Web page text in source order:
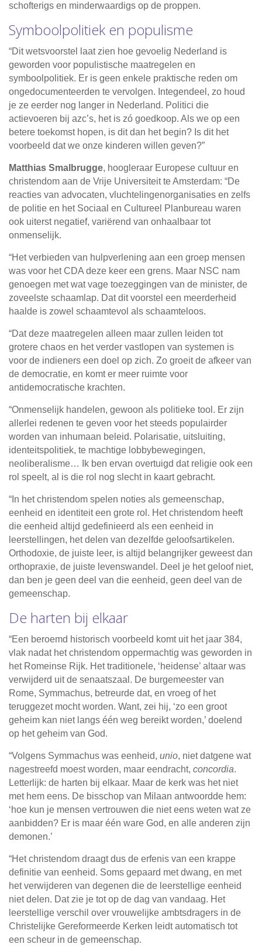
schofterigs en minderwaardigs op de proppen.
Symboolpolitiek en populisme
“Dit wetsvoorstel laat zien hoe gevoelig Nederland is
geworden voor populistische maatregelen en
symboolpolitiek. Er is geen enkele praktische reden om
ongedocumenteerden te vervolgen. Integendeel, zo houd
je ze eerder nog langer in Nederland. Politici die
actievoeren bij azc’s, het is zó goedkoop. Als we op een
betere toekomst hopen, is dit dan het begin? Is dit het
voorbeeld dat we onze kinderen willen geven?”
Matthias Smalbrugge, hoogleraar Europese cultuur en
christendom aan de Vrije Universiteit te Amsterdam: “De
reacties van advocaten, vluchtelingenorganisaties en zelfs
de politie en het Sociaal en Cultureel Planbureau waren
ook uiterst negatief, variërend van onhaalbaar tot
onmenselijk.
“Het verbieden van hulpverlening aan een groep mensen
was voor het CDA deze keer een grens. Maar NSC nam
genoegen met wat vage toezeggingen van de minister, de
zoveelste schaamlap. Dat dit voorstel een meerderheid
haalde is zowel schaamtevol als schaamteloos.
“Dat deze maatregelen alleen maar zullen leiden tot
grotere chaos en het verder vastlopen van systemen is
voor de indieners een doel op zich. Zo groeit de afkeer van
de democratie, en komt er meer ruimte voor
antidemocratische krachten.
“Onmenselijk handelen, gewoon als politieke tool. Er zijn
allerlei redenen te geven voor het steeds populairder
worden van inhumaan beleid. Polarisatie, uitsluiting,
identeitspolitiek, te machtige lobbybewegingen,
neoliberalisme… Ik ben ervan overtuigd dat religie ook een
rol speelt, al is die rol nog slecht in kaart gebracht.
“In het christendom spelen noties als gemeenschap,
eenheid en identiteit een grote rol. Het christendom heeft
die eenheid altijd gedefinieerd als een eenheid in
leerstellingen, het delen van dezelfde geloofsartikelen.
Orthodoxie, de juiste leer, is altijd belangrijker geweest dan
orthopraxie, de juiste levenswandel. Deel je het geloof niet,
dan ben je geen deel van die eenheid, geen deel van de
gemeenschap.
De harten bij elkaar
“Een beroemd historisch voorbeeld komt uit het jaar 384,
vlak nadat het christendom oppermachtig was geworden in
het Romeinse Rijk. Het traditionele, ‘heidense’ altaar was
verwijderd uit de senaatszaal. De burgemeester van
Rome, Symmachus, betreurde dat, en vroeg of het
teruggezet mocht worden. Want, zei hij, ‘zo een groot
geheim kan niet langs één weg bereikt worden,’ doelend
op het geheim van God.
“Volgens Symmachus was eenheid, unio, niet datgene wat
nagestreefd moest worden, maar eendracht, concordia.
Letterlijk: de harten bij elkaar. Maar de kerk was het niet
met hem eens. De bisschop van Milaan antwoordde hem:
‘hoe kun je mensen vertrouwen die niet eens weten wat ze
aanbidden? Er is maar één ware God, en alle anderen zijn
demonen.’
“Het christendom draagt dus de erfenis van een krappe
definitie van eenheid. Soms gepaard met dwang, en met
het verwijderen van degenen die de leerstellige eenheid
niet delen. Dat zie je tot op de dag van vandaag. Het
leerstellige verschil over vrouwelijke ambtsdragers in de
Christelijke Gereformeerde Kerken leidt automatisch tot
een scheur in de gemeenschap.